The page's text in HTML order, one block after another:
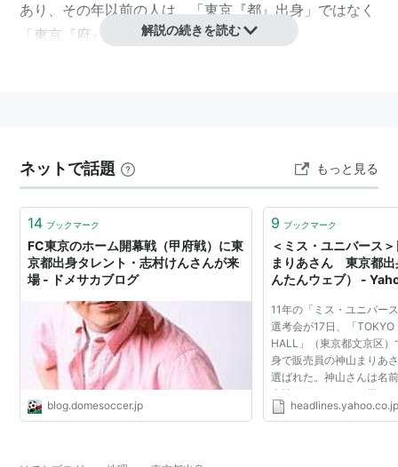
あり、その年以前の人は、「東京『都』出身」ではなく
「東京『府』出身」ということとなる。
解説の続きを読む
ネットで話題 もっと見る
14 ブックマーク
FC東京のホーム開幕戦（甲府戦）に東
京都出身タレント・志村けんさんが来
場 - ドメサカブログ
blog.domesoccer.jp
9 ブックマーク
＜ミス・ユニバース
まりあさん 東京都
んたんウェブ） -
11年の「ミス・ユニバー
選考会が17日、「
HALL」（東京都文京区
身で販売員の神山まりあ
選ばれた。神山さんは名
表情をしたものの、堂々
を表し、ティアラを贈呈